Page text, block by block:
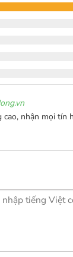
nhận mọi tín